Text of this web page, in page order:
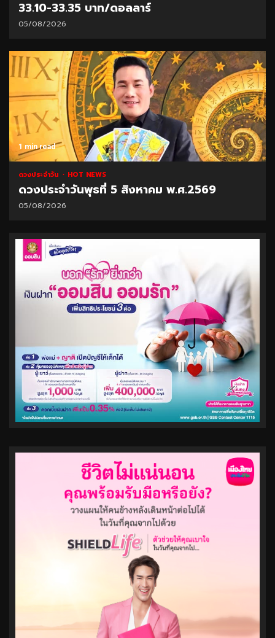
33.10-33.35 บาท/ดอลลาร์
05/08/2026
1 min read
ดวงประจำวัน HOT NEWS
ดวงประจำวันพุธที่ 5 สิงหาคม พ.ศ.2569
05/08/2026